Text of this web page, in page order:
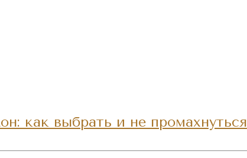
как выбрать и не промахнуться